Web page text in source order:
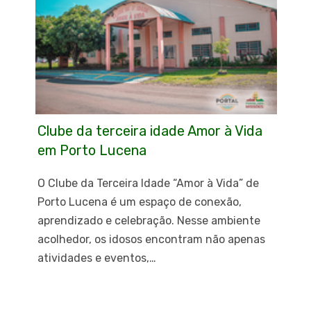
Clube da terceira idade Amor à Vida
em Porto Lucena
O Clube da Terceira Idade “Amor à Vida” de
Porto Lucena é um espaço de conexão,
aprendizado e celebração. Nesse ambiente
acolhedor, os idosos encontram não apenas
atividades e eventos,…